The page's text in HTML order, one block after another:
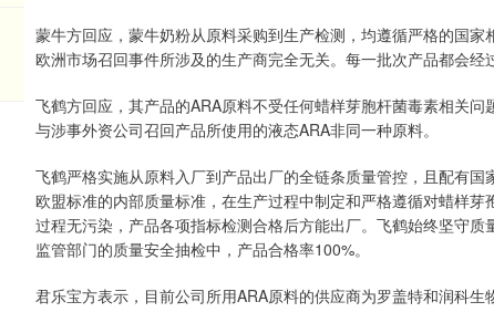
蒙牛方回应，蒙牛奶粉从原料采购到生产检测，均遵循严格的国
欧洲市场召回事件所涉及的生产商完全无关。每一批次产品都会经
飞鹤方回应，其产品的ARA原料不受任何蜡样芽胞杆菌毒素相关
与涉事外资公司召回产品所使用的液态ARA非同一种原料。
飞鹤严格实施从原料入厂到产品出厂的全链条质量管控，且配有
欧盟标准的内部质量标准，在生产过程中制定和严格遵循对蜡样
过程无污染，产品各项指标检测合格后方能出厂。飞鹤始终坚守
监管部门的质量安全抽检中，产品合格率100%。
君乐宝方表示，目前公司所用ARA原料的供应商为罗盖特和润科